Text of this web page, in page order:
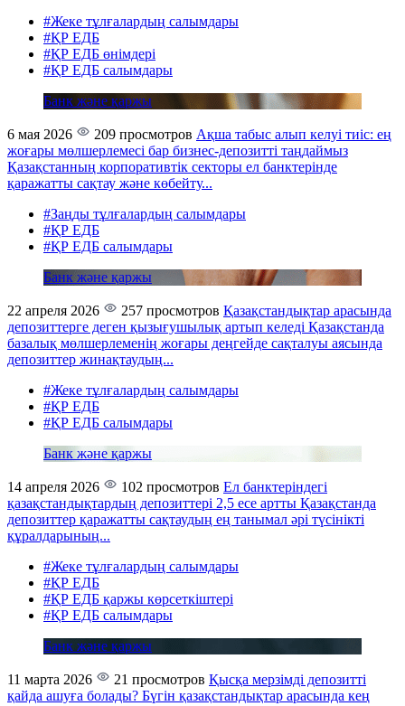
#Жеке тұлғалардың салымдары
#ҚР ЕДБ
#ҚР ЕДБ өнімдері
#ҚР ЕДБ салымдары
Банк және қаржы
6 мая 2026 209 просмотров Ақша табыс алып келуі тиіс: ең
жоғары мөлшерлемесі бар бизнес-депозитті таңдаймыз
Қазақстанның корпоративтік секторы ел банктерінде
қаражатты сақтау және көбейту...
#Заңды тұлғалардың салымдары
#ҚР ЕДБ
#ҚР ЕДБ салымдары
Банк және қаржы
22 апреля 2026 257 просмотров Қазақстандықтар арасында
депозиттерге деген қызығушылық артып келеді Қазақстанда
базалық мөлшерлеменің жоғары деңгейде сақталуы аясында
депозиттер жинақтаудың...
#Жеке тұлғалардың салымдары
#ҚР ЕДБ
#ҚР ЕДБ салымдары
Банк және қаржы
14 апреля 2026 102 просмотров Ел банктеріндегі
қазақстандықтардың депозиттері 2,5 есе артты Қазақстанда
депозиттер қаражатты сақтаудың ең танымал әрі түсінікті
құралдарының...
#Жеке тұлғалардың салымдары
#ҚР ЕДБ
#ҚР ЕДБ қаржы көрсеткіштері
#ҚР ЕДБ салымдары
Банк және қаржы
11 марта 2026 21 просмотров Қысқа мерзімді депозитті
қайда ашуға болады? Бүгін қазақстандықтар арасында кең